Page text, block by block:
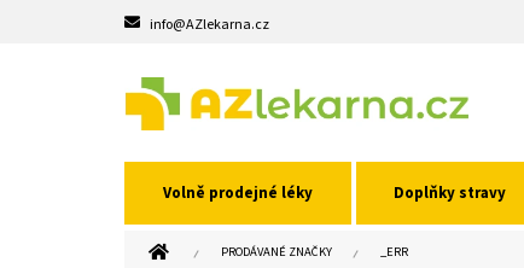
info@AZlekarna.cz
Volně prodejné léky Doplňky stravy
DOMŮ PRODÁVANÉ ZNAČKY _ERR